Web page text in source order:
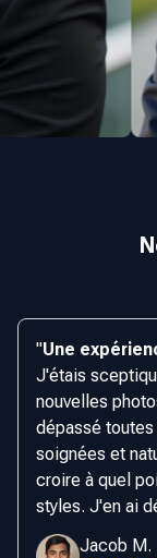
"Une
J'étais
nouvelles
dépassé
soignées et
croire à quel
styles. J'en ai
Jacob M.